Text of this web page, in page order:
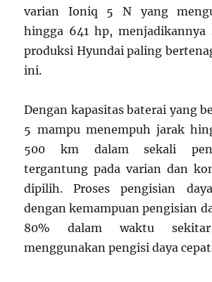
varian Ioniq 5 N yang
hingga 641 hp, menjadikannya
produksi Hyundai paling
ini.
Dengan kapasitas baterai yang
5 mampu menempuh jarak
500 km dalam sekali
tergantung pada varian dan
dipilih. Proses pengisian
dengan kemampuan pengisian
80% dalam waktu
menggunakan pengisi daya